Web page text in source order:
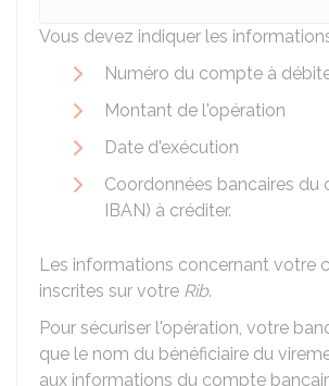
Vous devez indiquer les
Numéro du compte à
Montant de l'opération
Date d'exécution
Coordonnées bancaires du
IBAN) à créditer.
Les informations concernant votre
inscrites sur votre Rib.
Pour sécuriser l'opération, votre
que le nom du bénéficiaire du
aux informations du compte